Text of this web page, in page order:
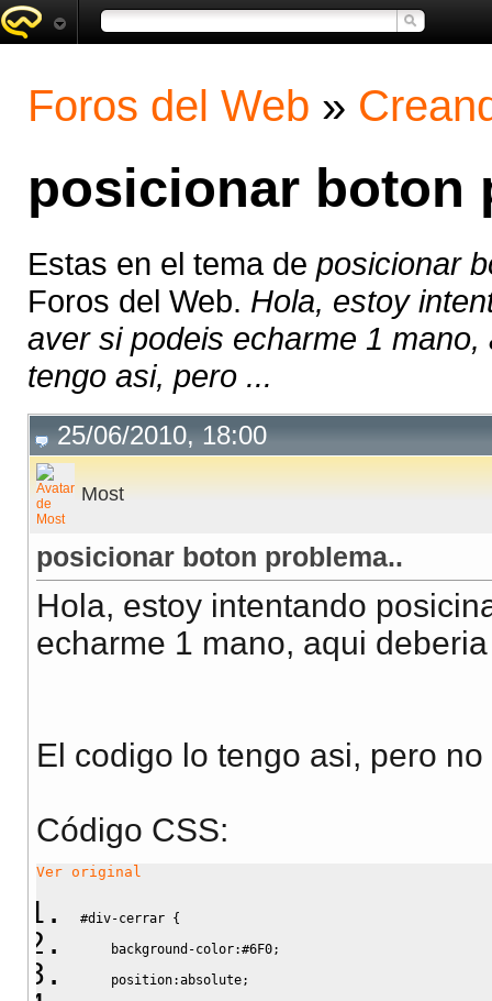
Foros del Web »
posicionar boton
Estas en el tema de posicionar
Foros del Web. Hola, estoy
aver si podeis echarme 1
tengo asi, pero ...
25/06/2010, 18:00
Most
posicionar boton problema..
Hola, estoy intentando
echarme 1 mano, aqui
El codigo lo tengo asi, pero
Código CSS:
Ver original
#div-cerrar {
background-color:#6F0;
position:absolute;